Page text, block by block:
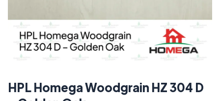
HPL Homega Woodgrain HZ 304 D